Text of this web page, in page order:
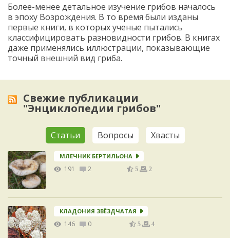
Более-менее детальное изучение грибов началось
в эпоху Возрождения. В то время были изданы
первые книги, в которых ученые пытались
классифицировать разновидности грибов. В книгах
даже применялись иллюстрации, показывающие
точный внешний вид гриба.
Свежие публикации
"Энциклопедии грибов"
Статьи Вопросы Хвасты
МЛЕЧНИК БЕРТИЛЬОНА
191 2 5 2
КЛАДОНИЯ ЗВЁЗДЧАТАЯ
146 0 5 4